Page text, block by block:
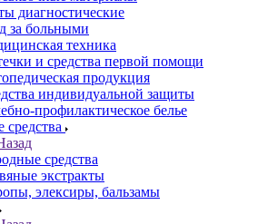
диагностические
за больными
техника
и средства первой помощи
продукция
индивидуальной защиты
профилактическое белье
средства
экстракты
элексиры, бальзамы